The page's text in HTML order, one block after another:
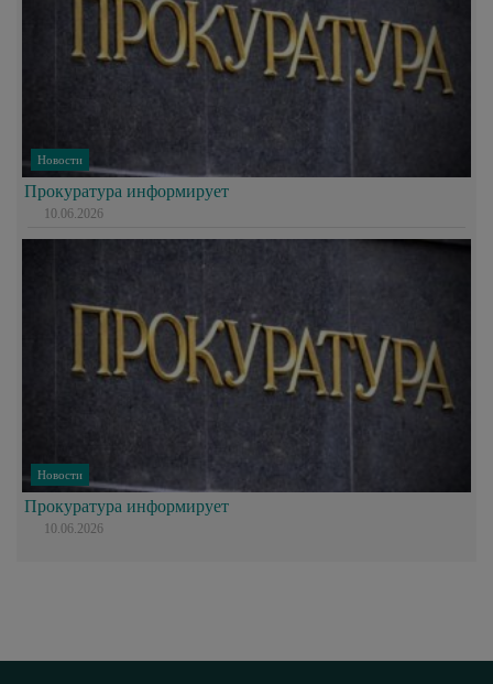
Новости
Прокуратура информирует
10.06.2026
Новости
Прокуратура информирует
10.06.2026